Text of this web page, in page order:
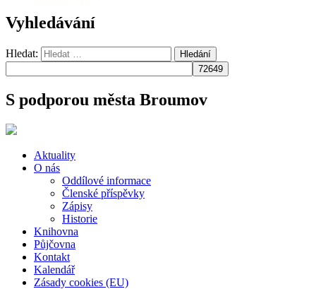
Vyhledávání
Hledat: Hledání
S podporou města Broumov
Aktuality
O nás
Oddílové informace
Členské příspěvky
Zápisy
Historie
Knihovna
Půjčovna
Kontakt
Kalendář
Zásady cookies (EU)